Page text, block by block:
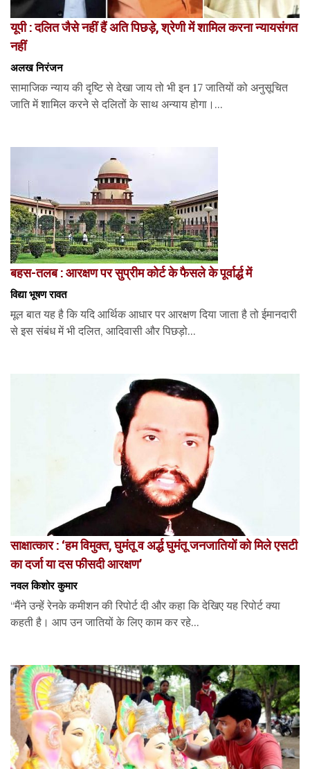
यूपी : दलित जैसे नहीं हैं अति पिछड़े, श्रेणी में शामिल करना न्यायसंगत
नहीं
अलख निरंजन
सामाजिक न्याय की दृष्टि से देखा जाय तो भी इन 17 जातियों को अनुसूचित
जाति में शामिल करने से दलितों के साथ अन्याय होगा।...
बहस-तलब : आरक्षण पर सुप्रीम कोर्ट के फैसले के पूर्वार्द्ध में
विद्या भूषण रावत
मूल बात यह है कि यदि आर्थिक आधार पर आरक्षण दिया जाता है तो ईमानदारी
से इस संबंध में भी दलित, आदिवासी और पिछड़ो...
साक्षात्कार : ‘हम विमुक्त, घुमंतू व अर्द्ध घुमंतू जनजातियों को मिले एसटी
का दर्जा या दस फीसदी आरक्षण’
नवल किशोर कुमार
“मैंने उन्हें रेनके कमीशन की रिपोर्ट दी और कहा कि देखिए यह रिपोर्ट क्या
कहती है। आप उन जातियों के लिए काम कर रहे...